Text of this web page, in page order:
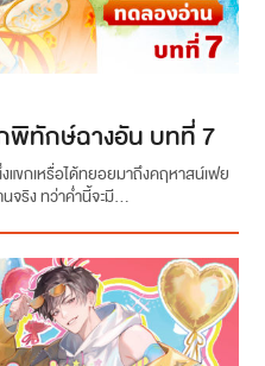
พิทักษ์ฉางอัน บทที่ 7
ขกเหรื่อได้ทยอยมาถึงคฤหาสน์เฟย
จริง ทว่าค่ำนี้จะมี...